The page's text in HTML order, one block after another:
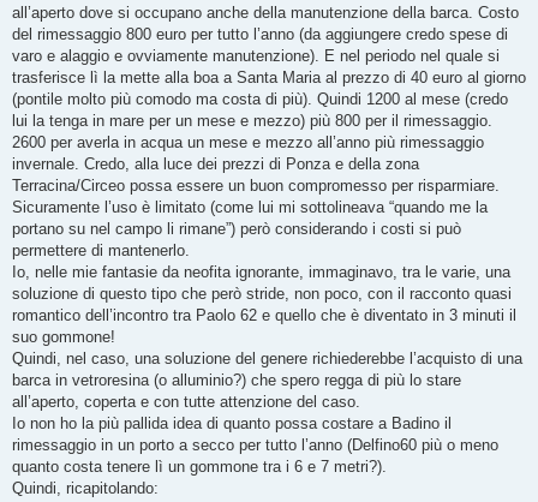
i
o
all’aperto dove si occupano anche della manutenzione della barca. Costo
del rimessaggio 800 euro per tutto l’anno (da aggiungere credo spese di
varo e alaggio e ovviamente manutenzione). E nel periodo nel quale si
trasferisce lì la mette alla boa a Santa Maria al prezzo di 40 euro al giorno
(pontile molto più comodo ma costa di più). Quindi 1200 al mese (credo
lui la tenga in mare per un mese e mezzo) più 800 per il rimessaggio.
2600 per averla in acqua un mese e mezzo all’anno più rimessaggio
invernale. Credo, alla luce dei prezzi di Ponza e della zona
Terracina/Circeo possa essere un buon compromesso per risparmiare.
Sicuramente l’uso è limitato (come lui mi sottolineava “quando me la
portano su nel campo li rimane”) però considerando i costi si può
permettere di mantenerlo.
Io, nelle mie fantasie da neofita ignorante, immaginavo, tra le varie, una
soluzione di questo tipo che però stride, non poco, con il racconto quasi
romantico dell’incontro tra Paolo 62 e quello che è diventato in 3 minuti il
suo gommone!
Quindi, nel caso, una soluzione del genere richiederebbe l’acquisto di una
barca in vetroresina (o alluminio?) che spero regga di più lo stare
all’aperto, coperta e con tutte attenzione del caso.
Io non ho la più pallida idea di quanto possa costare a Badino il
rimessaggio in un porto a secco per tutto l’anno (Delfino60 più o meno
quanto costa tenere lì un gommone tra i 6 e 7 metri?).
Quindi, ricapitolando: